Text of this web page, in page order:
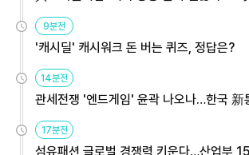
9분전
'캐시딜' 캐시워크 돈 버는 퀴즈, 정답은?
14분전
관세전쟁 '엔드게임' 윤곽 나오나…한국 新
용해야
17분전
섬유패션 글로벌 경쟁력 키운다…산업부